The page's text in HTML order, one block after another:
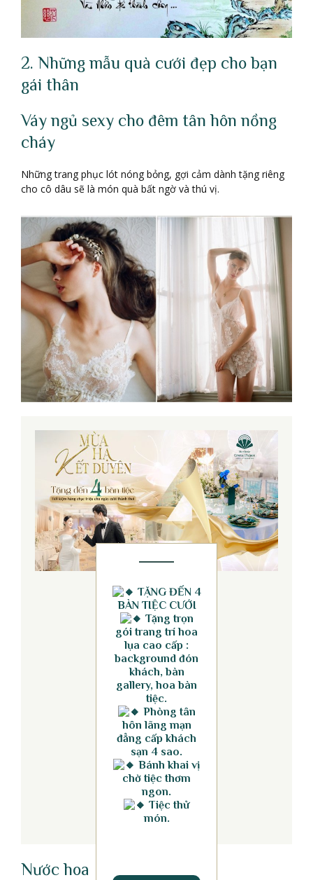
2. Những mẫu quà cưới đẹp cho bạn
gái thân
Váy ngủ sexy cho đêm tân hôn nồng
cháy
Những trang phục lót nóng bỏng, gợi cảm dành tặng riêng
cho cô dâu sẽ là món quà bất ngờ và thú vị.
TẶNG ĐẾN 4
BÀN TIỆC CƯỚI
Tặng trọn
gói trang trí hoa
lụa cao cấp :
background đón
khách, bàn
gallery, hoa bàn
tiệc.
Phòng tân
hôn lãng mạn
đẳng cấp khách
sạn 4 sao.
Bánh khai vị
chờ tiệc thơm
ngon.
Tiệc thử
món.
Nước hoa